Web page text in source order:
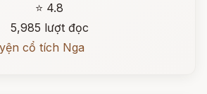
⭐ 4.8
5,985 lượt đọc
cổ tích Nga